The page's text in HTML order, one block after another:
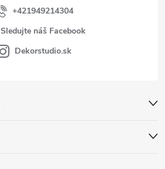
+421949214304
Sledujte náš Facebook
Dekorstudio.sk